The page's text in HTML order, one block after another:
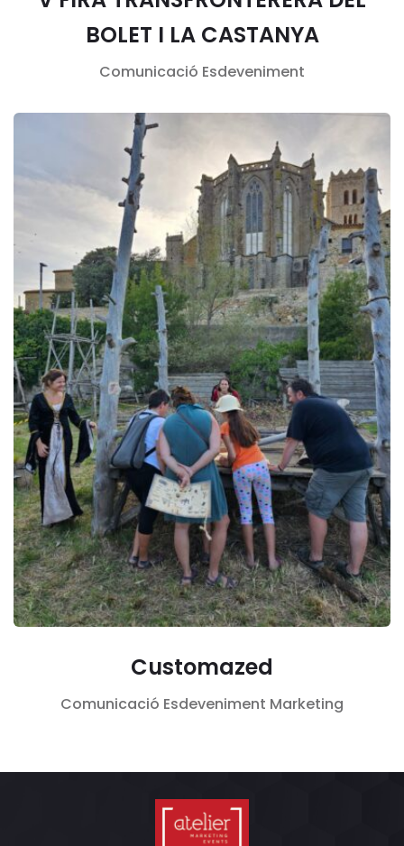
BOLET I LA CASTANYA
Comunicació Esdeveniment
Customazed
Comunicació Esdeveniment Marketing